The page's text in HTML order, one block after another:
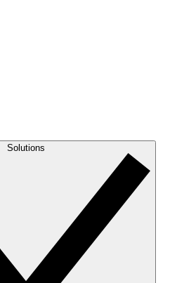
Solutions